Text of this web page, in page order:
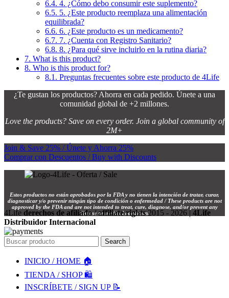
6.4. 4. ¿Cómo debo consumir este suplemento?
6.5. 5. ¿Este producto reemplaza una alimentación
equilibrada?
6.6. 6. ¿Este producto es un medicamento?
6.7. 7. ¿Cuenta con Registro Sanitario?
6.8. 8. ¿Para qué sirve incluirlo en la rutina diaria?
7. What is this product?
8. Who is this product for?
8.1. Preguntas frecuentes sobre este producto de 4Life
¿Te gustan los productos? Ahorra en cada pedido. Únete a una
comunidad global de +2 millones.
Love the products? Save on every order. Join a global community of
2M+
Join & Save 25% / Únete y Ahorra 25%
Comprar con Descuentos / Buy with Discounts
Estos productos no están aprobados por la FDA y no tienen la intención de tratar, curar,
diagnosticar y/o prevenir ningún tipo de condición o enfermedad / These products are not
approved by the FDA and are not intended to treat, cure, diagnose, and/or prevent any
disease or medical condition.
4Life derechos de afiliado / affiliate rights 2015 - 2026 |4Life
Distribuidor Internacional
Search
INICIO / HOME 🏠
TIENDA / SHOP 🛍️
INSCRÍBETE / SIGN UP 📝